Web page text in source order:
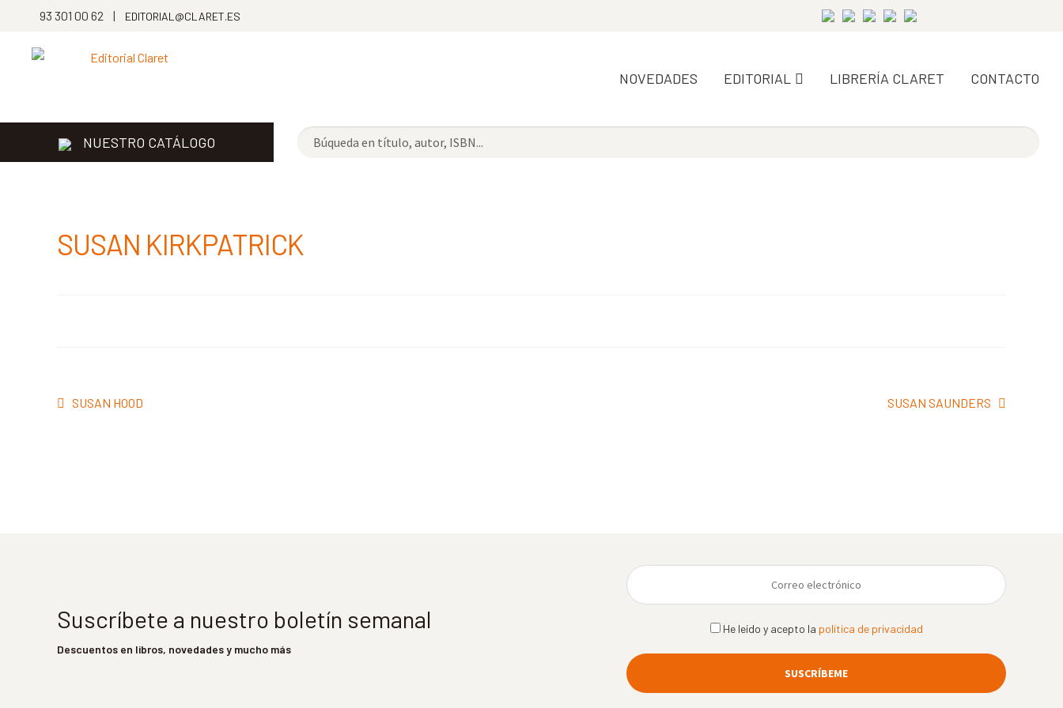
93 301 00 62 | EDITORIAL@CLARET.ES
NOVEDADES EDITORIAL LIBRERÍA CLARET CONTACTO
NUESTRO CATÁLOGO
SUSAN KIRKPATRICK
Navegación
Anterior:
SUSAN HOOD Siguiente:
SUSAN SAUNDERS
Suscríbete a nuestro boletín semanal
Descuentos en libros, novedades y mucho más
He leído y acepto la política de privacidad